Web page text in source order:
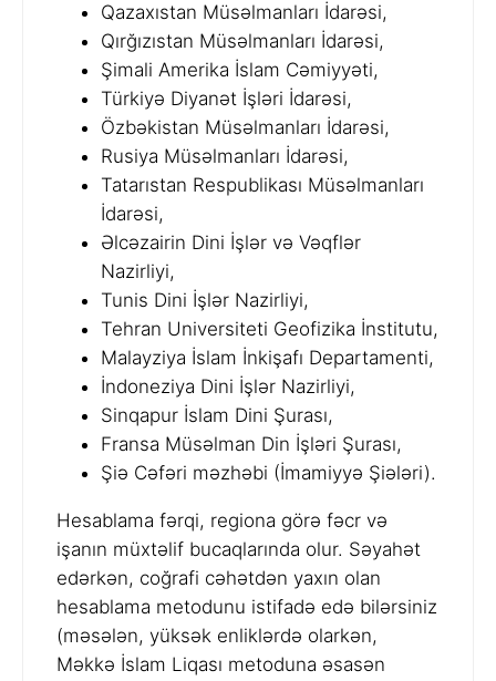
Qazaxıstan Müsəlmanları İdarəsi,
Qırğızıstan Müsəlmanları İdarəsi,
Şimali Amerika İslam Cəmiyyəti,
Türkiyə Diyanət İşləri İdarəsi,
Özbəkistan Müsəlmanları İdarəsi,
Rusiya Müsəlmanları İdarəsi,
Tatarıstan Respublikası Müsəlmanları
İdarəsi,
Əlcəzairin Dini İşlər və Vəqflər
Nazirliyi,
Tunis Dini İşlər Nazirliyi,
Tehran Universiteti Geofizika İnstitutu,
Malayziya İslam İnkişafı Departamenti,
İndoneziya Dini İşlər Nazirliyi,
Sinqapur İslam Dini Şurası,
Fransa Müsəlman Din İşləri Şurası,
Şiə Cəfəri məzhəbi (İmamiyyə Şiələri).
Hesablama fərqi, regiona görə fəcr və
işanın müxtəlif bucaqlarında olur. Səyahət
edərkən, coğrafi cəhətdən yaxın olan
hesablama metodunu istifadə edə bilərsiniz
(məsələn, yüksək enliklərdə olarkən,
Məkkə İslam Liqası metoduna əsasən